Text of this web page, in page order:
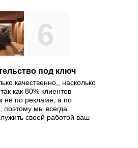
под ключ
качественно,, насколько
как 80% клиентов
не по рекламе, а по
поэтому мы всегда
своей работой ваш
6